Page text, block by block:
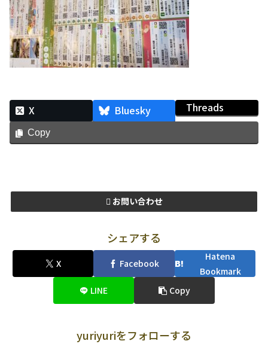
X Bluesky Threads
Copy
お問い合わせ
シェアする
X Facebook
Hatena
Bookmark
LINE
Copy
yuriyuriをフォローする